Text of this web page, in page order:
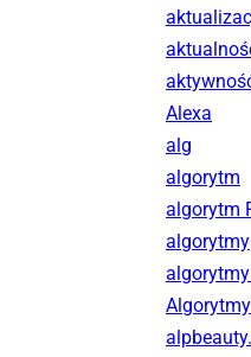
Alexa
alg
algorytm
algorytm
algorytmy